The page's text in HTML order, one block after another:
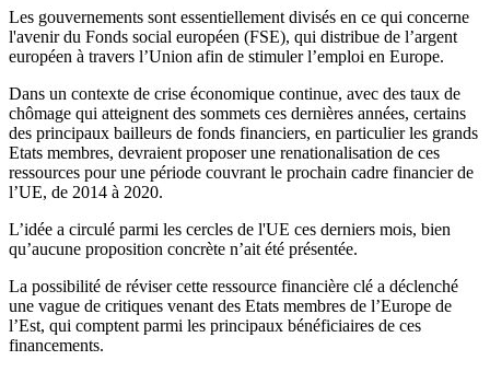
Les gouvernements sont essentiellement divisés en ce qui concerne
l'avenir du Fonds social européen (FSE), qui distribue de l’argent
européen à travers l’Union afin de stimuler l’emploi en Europe.
Dans un contexte de crise économique continue, avec des taux de
chômage qui atteignent des sommets ces dernières années, certains
des principaux bailleurs de fonds financiers, en particulier les grands
Etats membres, devraient proposer une renationalisation de ces
ressources pour une période couvrant le prochain cadre financier de
l’UE, de 2014 à 2020.
L’idée a circulé parmi les cercles de l'UE ces derniers mois, bien
qu’aucune proposition concrète n’ait été présentée.
La possibilité de réviser cette ressource financière clé a déclenché
une vague de critiques venant des Etats membres de l’Europe de
l’Est, qui comptent parmi les principaux bénéficiaires de ces
financements.